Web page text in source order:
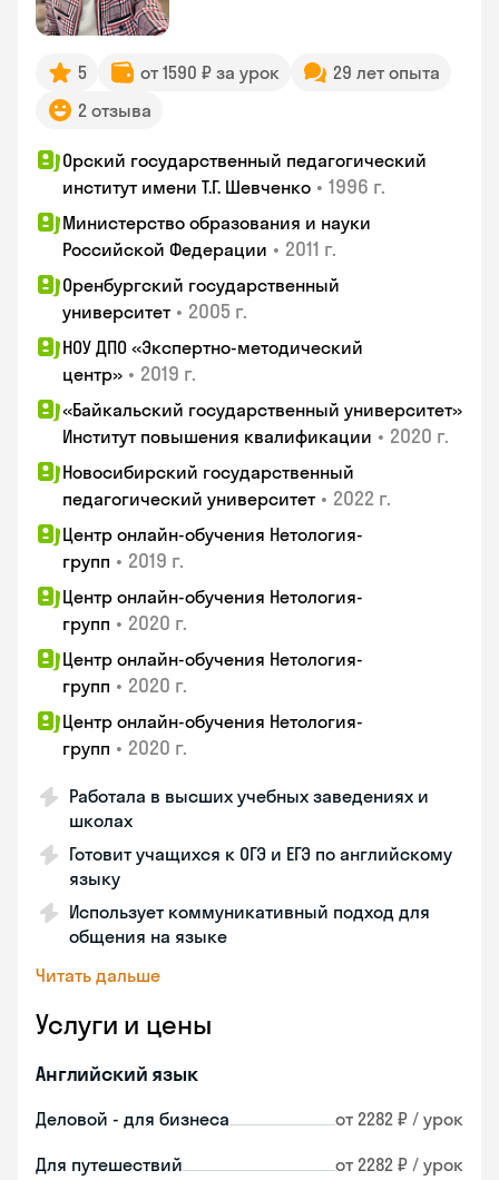
5 от 1590 ₽ за урок
29 лет опыта
2 отзыва
Орский государственный педагогический
институт имени Т.Г. Шевченко • 1996 г.
Министерство образования и науки
Российской Федерации • 2011 г.
Оренбургский государственный
университет • 2005 г.
НОУ ДПО «Экспертно-методический
центр» • 2019 г.
«Байкальский государственный университет»
Институт повышения квалификации • 2020 г.
Новосибирский государственный
педагогический университет • 2022 г.
Центр онлайн-обучения Нетология-
групп • 2019 г.
Центр онлайн-обучения Нетология-
групп • 2020 г.
Центр онлайн-обучения Нетология-
групп • 2020 г.
Центр онлайн-обучения Нетология-
групп • 2020 г.
Работала в высших учебных заведениях и
школах
Готовит учащихся к ОГЭ и ЕГЭ по английскому
языку
Использует коммуникативный подход для
общения на языке
Читать дальше
Услуги и цены
Английский язык
Деловой - для бизнеса от 2282 ₽ / урок
Для путешествий от 2282 ₽ / урок